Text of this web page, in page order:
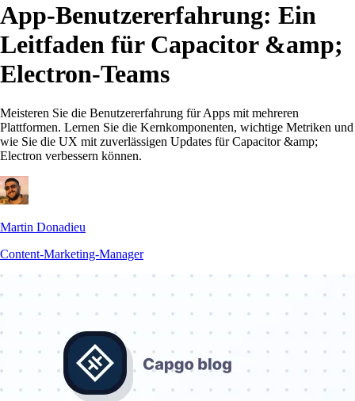
App-Benutzererfahrung: Ein
Leitfaden für Capacitor &amp;
Electron-Teams
Meisteren Sie die Benutzererfahrung für Apps mit mehreren
Plattformen. Lernen Sie die Kernkomponenten, wichtige Metriken und
wie Sie die UX mit zuverlässigen Updates für Capacitor &amp;
Electron verbessern können.
Martin Donadieu
Content-Marketing-Manager